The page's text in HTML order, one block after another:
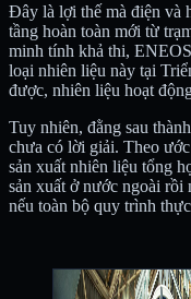
Đây là lợi thế mà điện và
tầng hoàn toàn mới từ
minh tính khả thi,
loại nhiên liệu này tại
được, nhiên liệu hoạt
Tuy nhiên, đằng sau
chưa có lời giải. Theo
sản xuất nhiên liệu tổng
sản xuất ở nước ngoài rồi
nếu toàn bộ quy trình